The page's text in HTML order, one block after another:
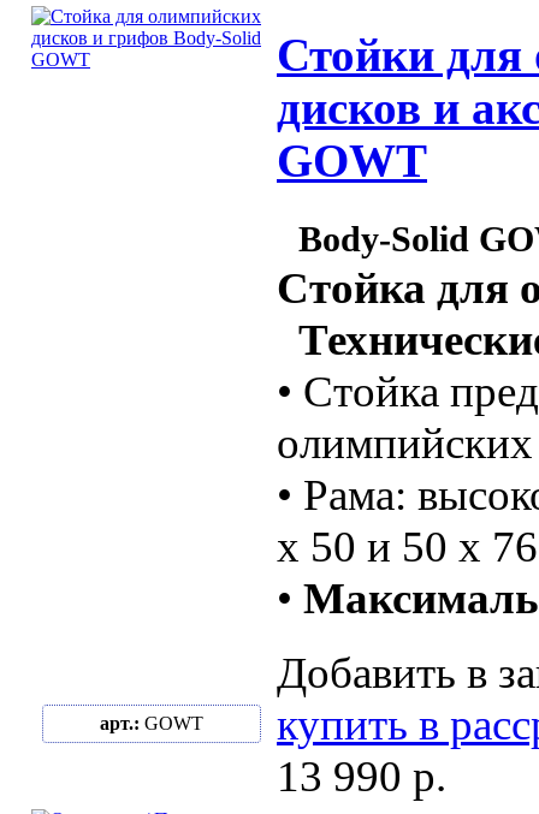
Стойки для
дисков и
GOWT
Body-Solid
Стойка для
• Стойка
• Рама:
х 50 и 50 х
•
арт.: GOWT
Добавить в
купить в
13 990 р.